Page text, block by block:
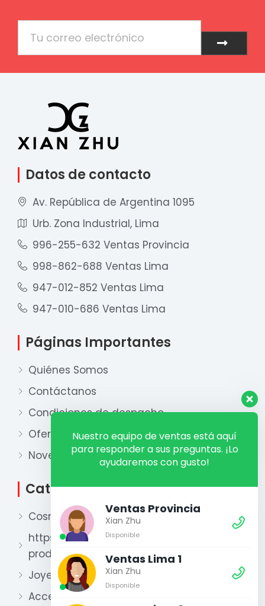
Enviar
Datos de contacto
Av. República de Argentina 1095
Urb. Zona Industrial, Lima
996-255-632 Ventas Provincia
998-862-688 Ventas Lima
947-012-852 Ventas Lima
947-010-686 Ventas Lima
Páginas Importantes
Quiénes Somos
Contáctanos
Condiciones de despacho
Ofertas
Novedades
Categorías
Cosmética
https://xianzhu.pe/categoria-
producto/perfumeria-2/
Joyería
Accesorios y otros
Nuestro equipo de ventas está aquí
para responder a sus preguntas. ¡Lo
ayudaremos con gusto!
Ventas Provincia
Xian Zhu
Disponible
Ventas Lima 1
Xian Zhu
Disponible